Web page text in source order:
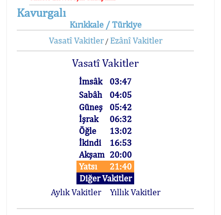
Kavurgalı
Kırıkkale / Türkiye
Vasatî Vakitler/ Ezânî Vakitler
Vasatî Vakitler
İmsâk
03:47
Sabâh
04:05
Güneş
05:42
İşrak
06:32
Öğle
13:02
İkindi
16:53
Akşam 20:00
Yatsı
21:40
Diğer Vakitler
Aylık Vakitler
Yıllık Vakitler